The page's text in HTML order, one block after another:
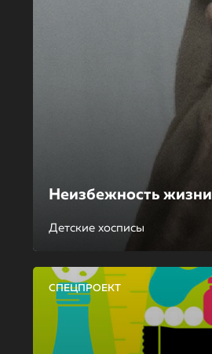
Неизбежность жизни
Детские хосписы
СПЕЦПРОЕКТ